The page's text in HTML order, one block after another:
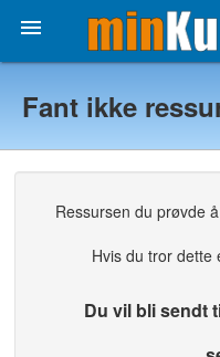

Fant ikke
Ressursen du prøvde
Hvis du tror dette
Du vil bli sendt